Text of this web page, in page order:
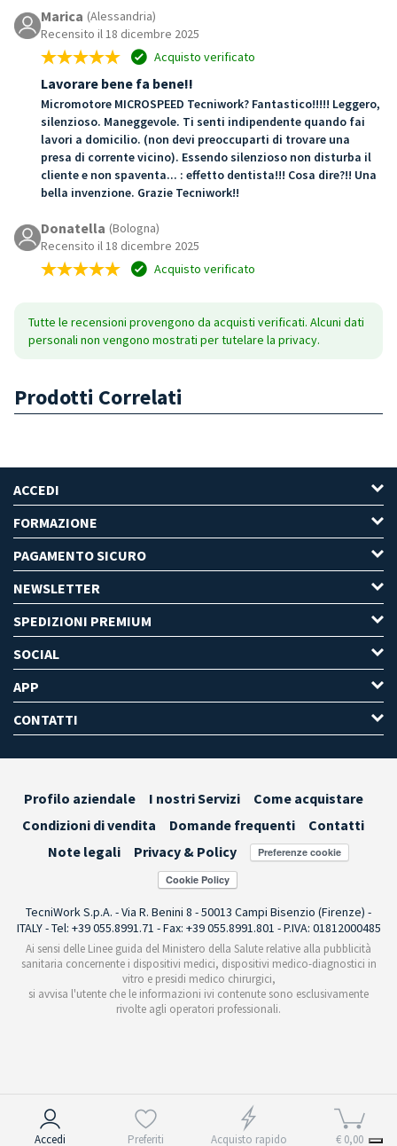
Accedi Preferiti Acquisto rapido € 0,00
Marica (Alessandria)
Recensito il 18 dicembre 2025
Acquisto verificato
Lavorare bene fa bene!!
Micromotore MICROSPEED Tecniwork? Fantastico!!!!! Leggero,
silenzioso. Maneggevole. Ti senti indipendente quando fai
lavori a domicilio. (non devi preoccuparti di trovare una
presa di corrente vicino). Essendo silenzioso non disturba il
cliente e non spaventa... : effetto dentista!!! Cosa dire?!! Una
bella invenzione. Grazie Tecniwork!!
Donatella (Bologna)
Recensito il 18 dicembre 2025
Acquisto verificato
Tutte le recensioni provengono da acquisti verificati. Alcuni dati
personali non vengono mostrati per tutelare la privacy.
Prodotti Correlati
ACCEDI
FORMAZIONE
PAGAMENTO SICURO
NEWSLETTER
SPEDIZIONI PREMIUM
SOCIAL
APP
CONTATTI
Profilo aziendale I nostri Servizi
Come acquistare
Condizioni di vendita
Domande frequenti
Contatti
Note legali
Privacy & Policy Preferenze cookie
TecniWork S.p.A. - Via R. Benini 8 - 50013 Campi Bisenzio (Firenze) -
ITALY - Tel: +39 055.8991.71 - Fax: +39 055.8991.801 - P.IVA: 01812000485
Ai sensi delle Linee guida del Ministero della Salute relative alla pubblicità
sanitaria concernente i dispositivi medici, dispositivi medico-diagnostici in
vitro e presidi medico chirurgici,
si avvisa l'utente che le informazioni ivi contenute sono esclusivamente
rivolte agli operatori professionali.
Informativa sulla raccolta